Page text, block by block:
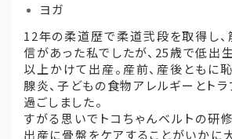
ヨガ
12年の柔道歴で柔道弐段を取得し、
信があった私でしたが、25歳で低出
以上かけて出産。産前、産後ともに
腺炎、子どもの食物アレルギーとト
過ごしました。
すがる思いでトコちゃんベルトの研
出産に骨盤をケアすることがいかに